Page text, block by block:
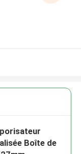
Boîte de